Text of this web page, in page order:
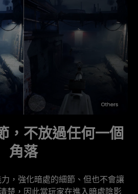
，不放過任何一個
角落
，強化暗處的細節、但也不會讓
楚，因此當玩家在進入暗處陰影